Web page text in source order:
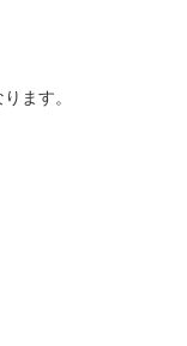
ます。